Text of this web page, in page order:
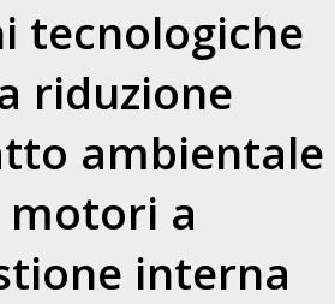
tecnologiche
riduzione
ambientale
motori a
interna